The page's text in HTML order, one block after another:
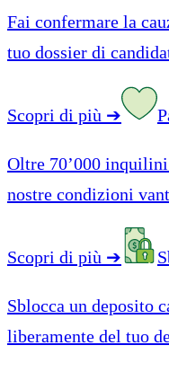
Fai confermare la
tuo dossier di
Scopri di più ➔
Oltre 70’000
nostre condizioni
Scopri di più ➔
Sblocca un deposito
liberamente del tuo